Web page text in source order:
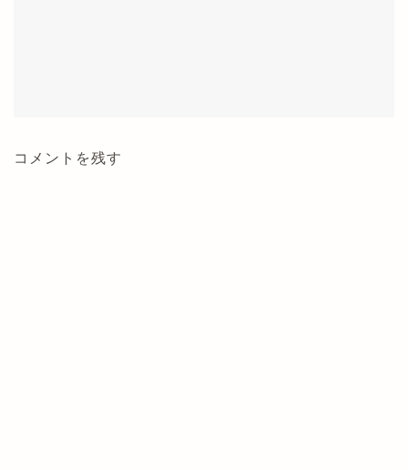
コメントを残す